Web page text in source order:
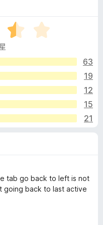
63
19
12
15
21
tab go back to left is not
going back to last active